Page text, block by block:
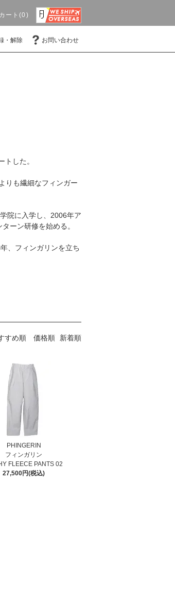
カート(0)
・解除 お問い合わせ
した。
りも繊細なフィンガー
院に入学し、2006年ア
ーン研修を始める。
、フィンガリンを立ち
すめ順 価格順 新着順
PHINGERIN
フィンガリン
FLEECE PANTS 02
27,500円(税込)